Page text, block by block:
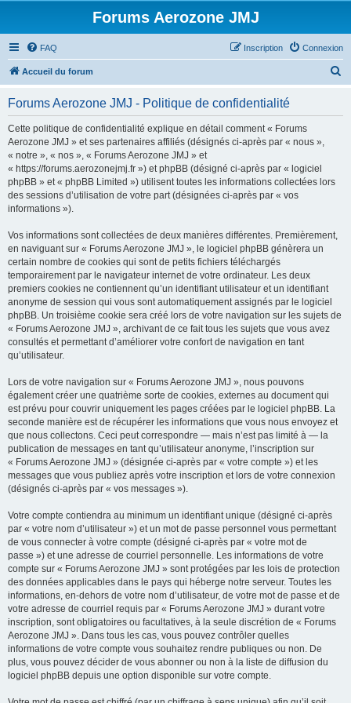
Forums Aerozone JMJ
FAQ Connexion
Inscription
Accueil du forum
Forums Aerozone JMJ - Politique de confidentialité
Cette politique de confidentialité explique en détail comment « Forums
Aerozone JMJ » et ses partenaires affiliés (désignés ci-après par « nous »,
« notre », « nos », « Forums Aerozone JMJ » et
« https://forums.aerozonejmj.fr ») et phpBB (désigné ci-après par « logiciel
phpBB » et « phpBB Limited ») utilisent toutes les informations collectées lors
des sessions d’utilisation de votre part (désignées ci-après par « vos
informations »).
Vos informations sont collectées de deux manières différentes. Premièrement,
en naviguant sur « Forums Aerozone JMJ », le logiciel phpBB génèrera un
certain nombre de cookies qui sont de petits fichiers téléchargés
temporairement par le navigateur internet de votre ordinateur. Les deux
premiers cookies ne contiennent qu’un identifiant utilisateur et un identifiant
anonyme de session qui vous sont automatiquement assignés par le logiciel
phpBB. Un troisième cookie sera créé lors de votre navigation sur les sujets de
« Forums Aerozone JMJ », archivant de ce fait tous les sujets que vous avez
consultés et permettant d’améliorer votre confort de navigation en tant
qu’utilisateur.
Lors de votre navigation sur « Forums Aerozone JMJ », nous pouvons
également créer une quatrième sorte de cookies, externes au document qui
est prévu pour couvrir uniquement les pages créées par le logiciel phpBB. La
seconde manière est de récupérer les informations que vous nous envoyez et
que nous collectons. Ceci peut correspondre — mais n’est pas limité à — la
publication de messages en tant qu’utilisateur anonyme, l’inscription sur
« Forums Aerozone JMJ » (désignée ci-après par « votre compte ») et les
messages que vous publiez après votre inscription et lors de votre connexion
(désignés ci-après par « vos messages »).
Votre compte contiendra au minimum un identifiant unique (désigné ci-après
par « votre nom d’utilisateur ») et un mot de passe personnel vous permettant
de vous connecter à votre compte (désigné ci-après par « votre mot de
passe ») et une adresse de courriel personnelle. Les informations de votre
compte sur « Forums Aerozone JMJ » sont protégées par les lois de protection
des données applicables dans le pays qui héberge notre serveur. Toutes les
informations, en-dehors de votre nom d’utilisateur, de votre mot de passe et de
votre adresse de courriel requis par « Forums Aerozone JMJ » durant votre
inscription, sont obligatoires ou facultatives, à la seule discrétion de « Forums
Aerozone JMJ ». Dans tous les cas, vous pouvez contrôler quelles
informations de votre compte vous souhaitez rendre publiques ou non. De
plus, vous pouvez décider de vous abonner ou non à la liste de diffusion du
logiciel phpBB depuis une option disponible sur votre compte.